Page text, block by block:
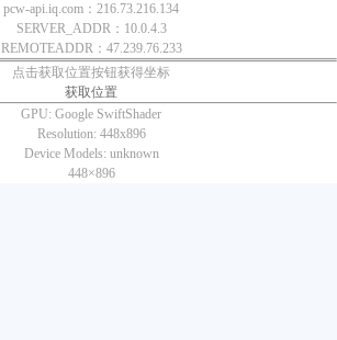
pcw-api.iq.com：216.73.216.134
SERVER_ADDR：10.0.4.3
REMOTEADDR：47.239.76.233
点击获取位置按钮获得坐标
获取位置
GPU: Google SwiftShader
Resolution: 448x896
Device Models: unknown
448×896